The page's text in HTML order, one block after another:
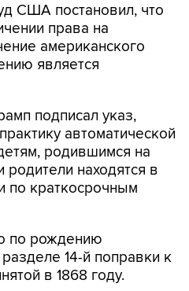
американского
является
подписал указ,
родившимся на
находятся в
по краткосрочным
по рождению
в 1868 году.
родильный туризм